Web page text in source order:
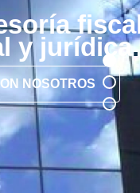
y jurídica.
NOSOTROS